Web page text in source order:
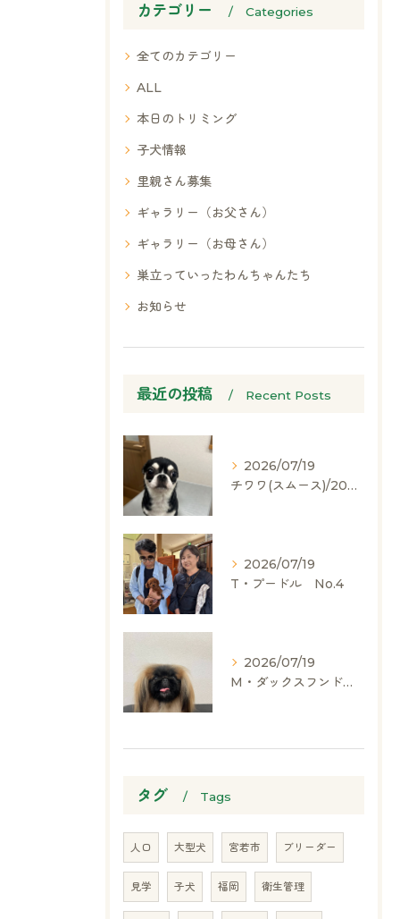
カテゴリー Categories
全てのカテゴリー
ALL
本日のトリミング
子犬情報
里親さん募集
ギャラリー（お父さん）
ギャラリー（お母さん）
巣立っていったわんちゃんたち
お知らせ
最近の投稿 Recent Posts
2026/07/19
チワワ(スムース)/2024.05.06/男の子/60,000(税別)
2026/07/19
T・プードル No.4
2026/07/19
M・ダックスフンド、ヨークシャーテリア、ペキニーズ、ポメラニアン
タグ Tags
人口 大型犬 宮若市 ブリーダー
見学 子犬 福岡 衛生管理